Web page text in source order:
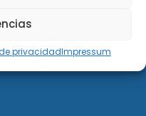
privacidadImpressum